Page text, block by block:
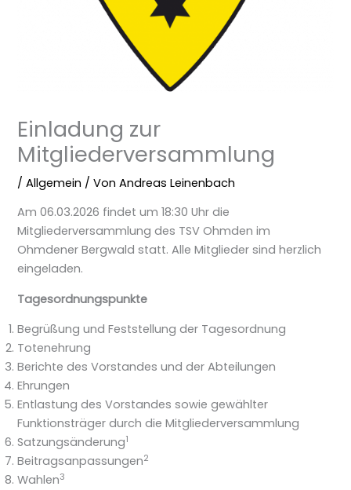
Einladung zur
Mitgliederversammlung
/Allgemein / VonAndreas Leinenbach
Am 06.03.2026 findet um 18:30 Uhr die
Mitgliederversammlung des TSV Ohmden im
Ohmdener Bergwald statt. Alle Mitglieder sind herzlich
eingeladen.
Tagesordnungspunkte
Begrüßung und Feststellung der Tagesordnung
Totenehrung
Berichte des Vorstandes und der Abteilungen
Ehrungen
Entlastung des Vorstandes sowie gewählter
Funktionsträger durch die Mitgliederversammlung
Satzungsänderung1
Beitragsanpassungen2
Wahlen3